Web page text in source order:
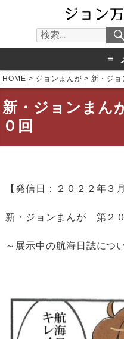
検
索:
≡
HOME > ジョンまんが >新・ジ
新・ジョンまん
０回
【発信日：２０２２年３
新・ジョンまんが 第２
～展示中の航海日誌につ